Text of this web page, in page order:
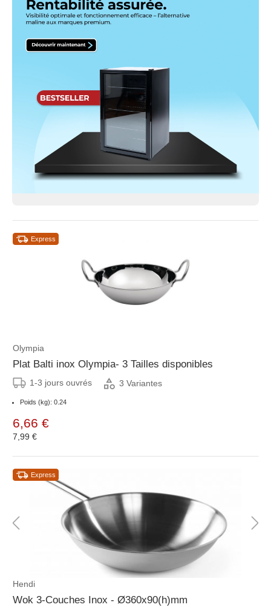
Express
Olympia
Plat Balti inox Olympia- 3 Tailles disponibles
1-3 jours ouvrés 3 Variantes
Poids (kg): 0.24
6,66 €
7,99 €
Express
Hendi
Wok 3-Couches Inox - Ø360x90(h)mm